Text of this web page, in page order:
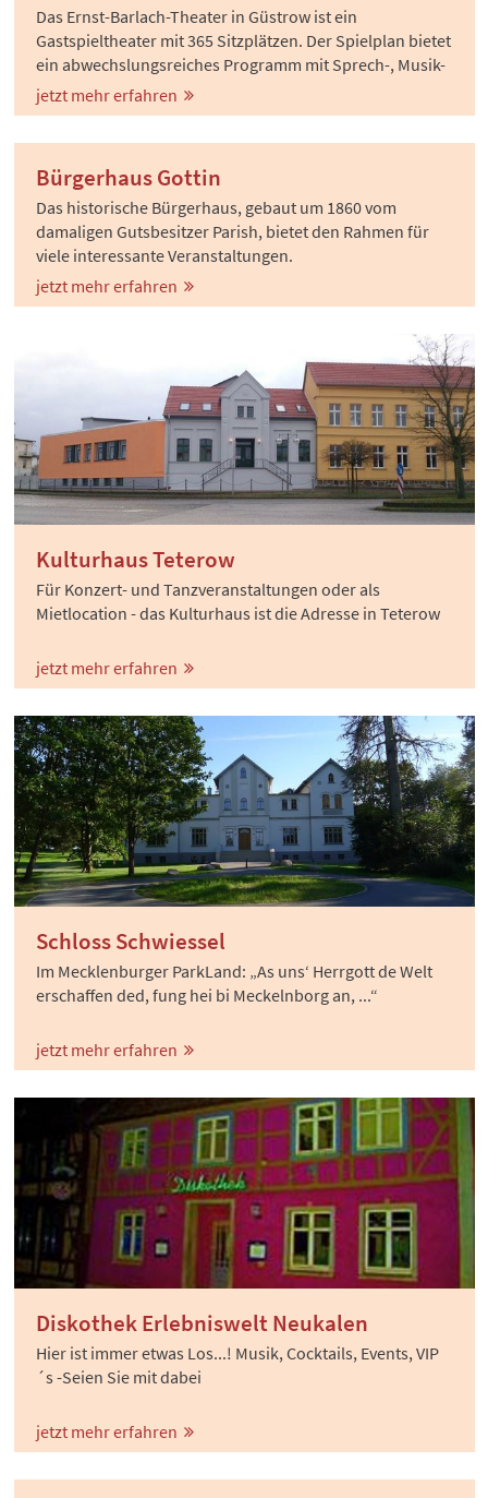
Das Ernst-Barlach-Theater in Güstrow ist ein
Gastspieltheater mit 365 Sitzplätzen. Der Spielplan bietet
ein abwechslungsreiches Programm mit Sprech-, Musik-
und Tanztheater, Kinder- und Jugendtheater, Kabarett,
Kleinkunst, Rock- und Jazzkonzerten sowie
jetzt mehr erfahren
Bürgerhaus Gottin
Das historische Bürgerhaus, gebaut um 1860 vom
damaligen Gutsbesitzer Parish, bietet den Rahmen für
viele interessante Veranstaltungen.
jetzt mehr erfahren
Kulturhaus Teterow
Für Konzert- und Tanzveranstaltungen oder als
Mietlocation - das Kulturhaus ist die Adresse in Teterow
jetzt mehr erfahren
Schloss Schwiessel
Im Mecklenburger ParkLand: „As uns‘ Herrgott de Welt
erschaffen ded, fung hei bi Meckelnborg an, ...“
jetzt mehr erfahren
Diskothek Erlebniswelt Neukalen
Hier ist immer etwas Los...! Musik, Cocktails, Events, VIP
´s -Seien Sie mit dabei
jetzt mehr erfahren